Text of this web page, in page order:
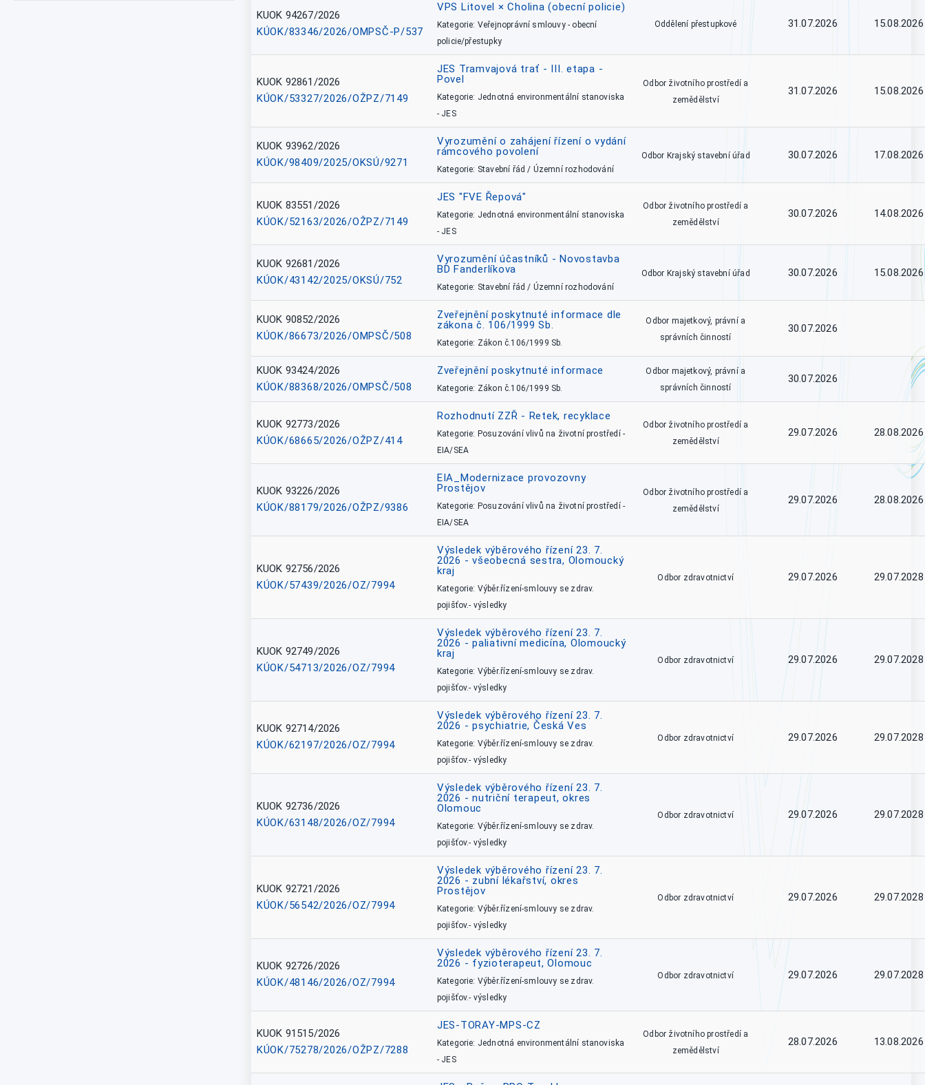
KUOK 94267/2026
KÚOK/83346/2026/OMPSČ-P/537
VPS Litovel × Cholina (obecní policie)
Kategorie: Veřejnoprávní smlouvy - obecní
policie/přestupky
Oddělení přestupkové 31.07.2026 15.08.2026
KUOK 92861/2026
KÚOK/53327/2026/OŽPZ/7149
JES Tramvajová trať - III. etapa -
Povel
Kategorie: Jednotná environmentální stanoviska
- JES
Odbor životního prostředí a
zemědělství
31.07.2026 15.08.2026
KUOK 93962/2026
KÚOK/98409/2025/OKSÚ/9271
Vyrozumění o zahájení řízení o vydání
rámcového povolení
Kategorie: Stavební řád / Územní rozhodování
Odbor Krajský stavební úřad 30.07.2026 17.08.2026
KUOK 83551/2026
KÚOK/52163/2026/OŽPZ/7149
JES "FVE Řepová"
Kategorie: Jednotná environmentální stanoviska
- JES
Odbor životního prostředí a
zemědělství
30.07.2026 14.08.2026
KUOK 92681/2026
KÚOK/43142/2025/OKSÚ/752
Vyrozumění účastníků - Novostavba
BD Fanderlíkova
Kategorie: Stavební řád / Územní rozhodování
Odbor Krajský stavební úřad 30.07.2026 15.08.2026
KUOK 90852/2026
KÚOK/86673/2026/OMPSČ/508
Zveřejnění poskytnuté informace dle
zákona č. 106/1999 Sb.
Kategorie: Zákon č.106/1999 Sb.
Odbor majetkový, právní a
správních činností
30.07.2026
KUOK 93424/2026
KÚOK/88368/2026/OMPSČ/508
Zveřejnění poskytnuté informace
Kategorie: Zákon č.106/1999 Sb.
Odbor majetkový, právní a
správních činností
30.07.2026
KUOK 92773/2026
KÚOK/68665/2026/OŽPZ/414
Rozhodnutí ZZŘ - Retek, recyklace
Kategorie: Posuzování vlivů na životní prostředí -
EIA/SEA
Odbor životního prostředí a
zemědělství
29.07.2026 28.08.2026
KUOK 93226/2026
KÚOK/88179/2026/OŽPZ/9386
EIA_Modernizace provozovny
Prostějov
Kategorie: Posuzování vlivů na životní prostředí -
EIA/SEA
Odbor životního prostředí a
zemědělství
29.07.2026 28.08.2026
KUOK 92756/2026
KÚOK/57439/2026/OZ/7994
Výsledek výběrového řízení 23. 7.
2026 - všeobecná sestra, Olomoucký
kraj
Kategorie: Výběr.řízení-smlouvy se zdrav.
pojišťov.- výsledky
Odbor zdravotnictví 29.07.2026 29.07.2028
KUOK 92749/2026
KÚOK/54713/2026/OZ/7994
Výsledek výběrového řízení 23. 7.
2026 - paliativní medicína, Olomoucký
kraj
Kategorie: Výběr.řízení-smlouvy se zdrav.
pojišťov.- výsledky
Odbor zdravotnictví 29.07.2026 29.07.2028
KUOK 92714/2026
KÚOK/62197/2026/OZ/7994
Výsledek výběrového řízení 23. 7.
2026 - psychiatrie, Česká Ves
Kategorie: Výběr.řízení-smlouvy se zdrav.
pojišťov.- výsledky
Odbor zdravotnictví 29.07.2026 29.07.2028
KUOK 92736/2026
KÚOK/63148/2026/OZ/7994
Výsledek výběrového řízení 23. 7.
2026 - nutriční terapeut, okres
Olomouc
Kategorie: Výběr.řízení-smlouvy se zdrav.
pojišťov.- výsledky
Odbor zdravotnictví 29.07.2026 29.07.2028
KUOK 92721/2026
KÚOK/56542/2026/OZ/7994
Výsledek výběrového řízení 23. 7.
2026 - zubní lékařství, okres
Prostějov
Kategorie: Výběr.řízení-smlouvy se zdrav.
pojišťov.- výsledky
Odbor zdravotnictví 29.07.2026 29.07.2028
KUOK 92726/2026
KÚOK/48146/2026/OZ/7994
Výsledek výběrového řízení 23. 7.
2026 - fyzioterapeut, Olomouc
Kategorie: Výběr.řízení-smlouvy se zdrav.
pojišťov.- výsledky
Odbor zdravotnictví 29.07.2026 29.07.2028
KUOK 91515/2026
KÚOK/75278/2026/OŽPZ/7288
JES-TORAY-MPS-CZ
Kategorie: Jednotná environmentální stanoviska
- JES
Odbor životního prostředí a
zemědělství
28.07.2026 13.08.2026